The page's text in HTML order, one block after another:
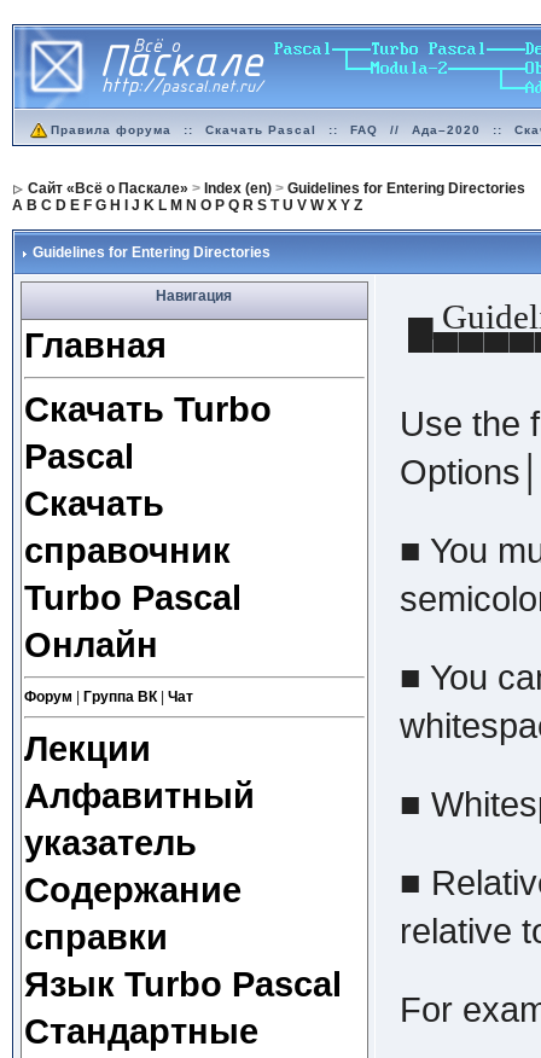
Правила форума :: Скачать Pascal :: FAQ // Ада–2020 ::
Сайт «Всё о Паскале» > Index (en)> Guidelines for Entering Directories
A B C D E F G H J K L M N O P Q R S T U V W X Y Z
Guidelines for Entering Directories
Навигация
Главная
Скачать Turbo
Pascal
Скачать
справочник
Turbo Pascal
Онлайн
Форум Группа ВК| Чат
Лекции
Алфавитный
указатель
Содержание
справки
Язык Turbo Pascal
Стандартные
▄
Use the
■ You
■ You
■
■
relative
For